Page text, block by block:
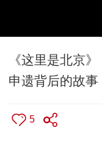
《这里是北京
申遗背后的故事
5